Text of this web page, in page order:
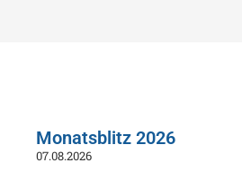
Monatsblitz 2026
07.08.2026